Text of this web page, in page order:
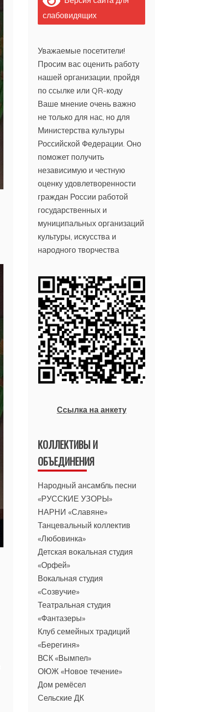
слабовидящих
Уважаемые посетители!
Просим вас оценить работу
нашей организации, пройдя
по ссылке или QR-коду
Ваше мнение очень важно
не только для нас, но для
Министерства культуры
Российской Федерации. Оно
поможет получить
независимую и честную
оценку удовлетворенности
граждан России работой
государственных и
муниципальных организаций
культуры, искусства и
народного творчества
Ссылка на анкету
КОЛЛЕКТИВЫ И
ОБЪЕДИНЕНИЯ
Народный ансамбль песни
«РУССКИЕ УЗОРЫ»
НАРНИ «Славяне»
Танцевальный коллектив
«Любовинка»
Детская вокальная студия
«Орфей»
Вокальная студия
«Созвучие»
Театральная студия
«Фантазеры»
Клуб семейных традиций
«Берегиня»
ВСК «Вымпел»
ОЮЖ «Новое течение»
Дом ремёсел
Сельские ДК